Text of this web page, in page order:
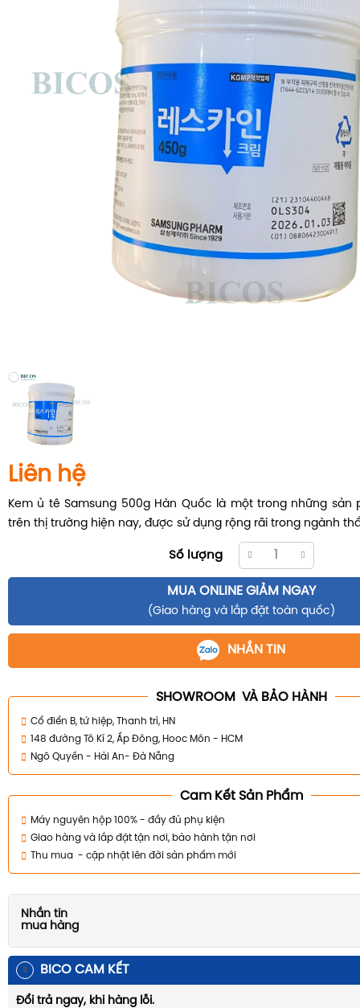
Liên hệ
Kem ủ tê Samsung 500g Hàn Quốc là một trong những sản
trên thị trường hiện nay, được sử dụng rộng rãi trong ngành
Số lượng
MUA ONLINE GIẢM NGAY
(Giao hàng và lắp đặt toàn quốc)
NHẮN TIN
SHOWROOM VÀ BẢO HÀNH
Cổ điển B, tứ hiệp, Thanh trì, HN
148 đường Tô Kí 2, Ấp Đông, Hooc Môn - HCM
Ngô Quyền - Hải An- Đà Nẵng
Cam Kết Sản Phẩm
Máy nguyên hộp 100% - đầy đủ phụ kiện
Giao hàng và lắp đặt tận nơi, bảo hành tận nơi
Thu mua - cập nhật lên đời sản phẩm mới
Nhắn tin
mua hàng
BICO CAM KẾT
Đổi trả ngay, khi hàng lỗi.